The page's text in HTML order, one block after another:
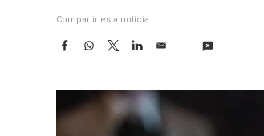
Compartir esta noticia
F
e
b
o
W
t
s
T
w
t
t
e
L
k
d
E
i
l